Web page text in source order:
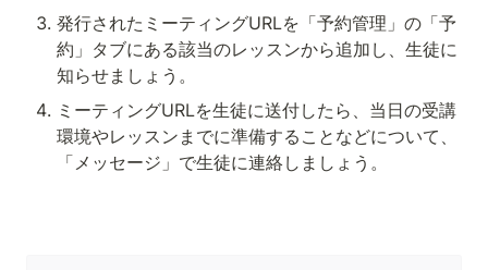
発行されたミーティングURLを「予約管理」の「予
約」タブにある該当のレッスンから追加し、生徒に
知らせましょう。
ミーティングURLを生徒に送付したら、当日の受講
環境やレッスンまでに準備することなどについて、
「メッセージ」で生徒に連絡しましょう。